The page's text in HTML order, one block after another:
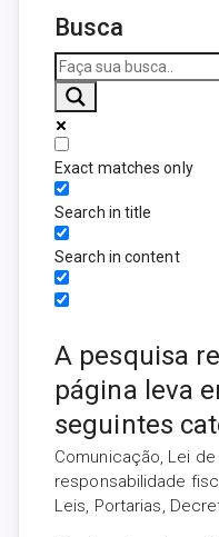
Busca
Exact matches only
Search in title
Search in content
A pesquisa
página leva
seguintes
Comunicação, Lei
responsabilidade
Leis, Portarias,